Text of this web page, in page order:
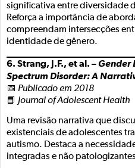
significativa entre diversidade
Reforça a importância de
compreendam intersecções
identidade de gênero.
6. Strang, J.F., et al. – Gender
Spectrum Disorder: A
📅 Publicado em 2018
📘 Journal of Adolescent Health
Uma revisão narrativa que
existenciais de adolescentes
autismo. Destaca a
integradas e não